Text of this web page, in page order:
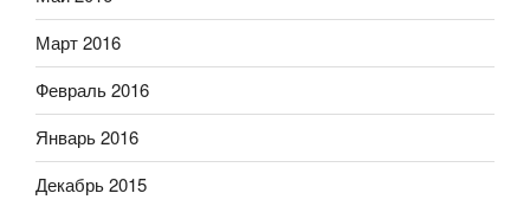
Март 2016
Февраль 2016
Январь 2016
Декабрь 2015